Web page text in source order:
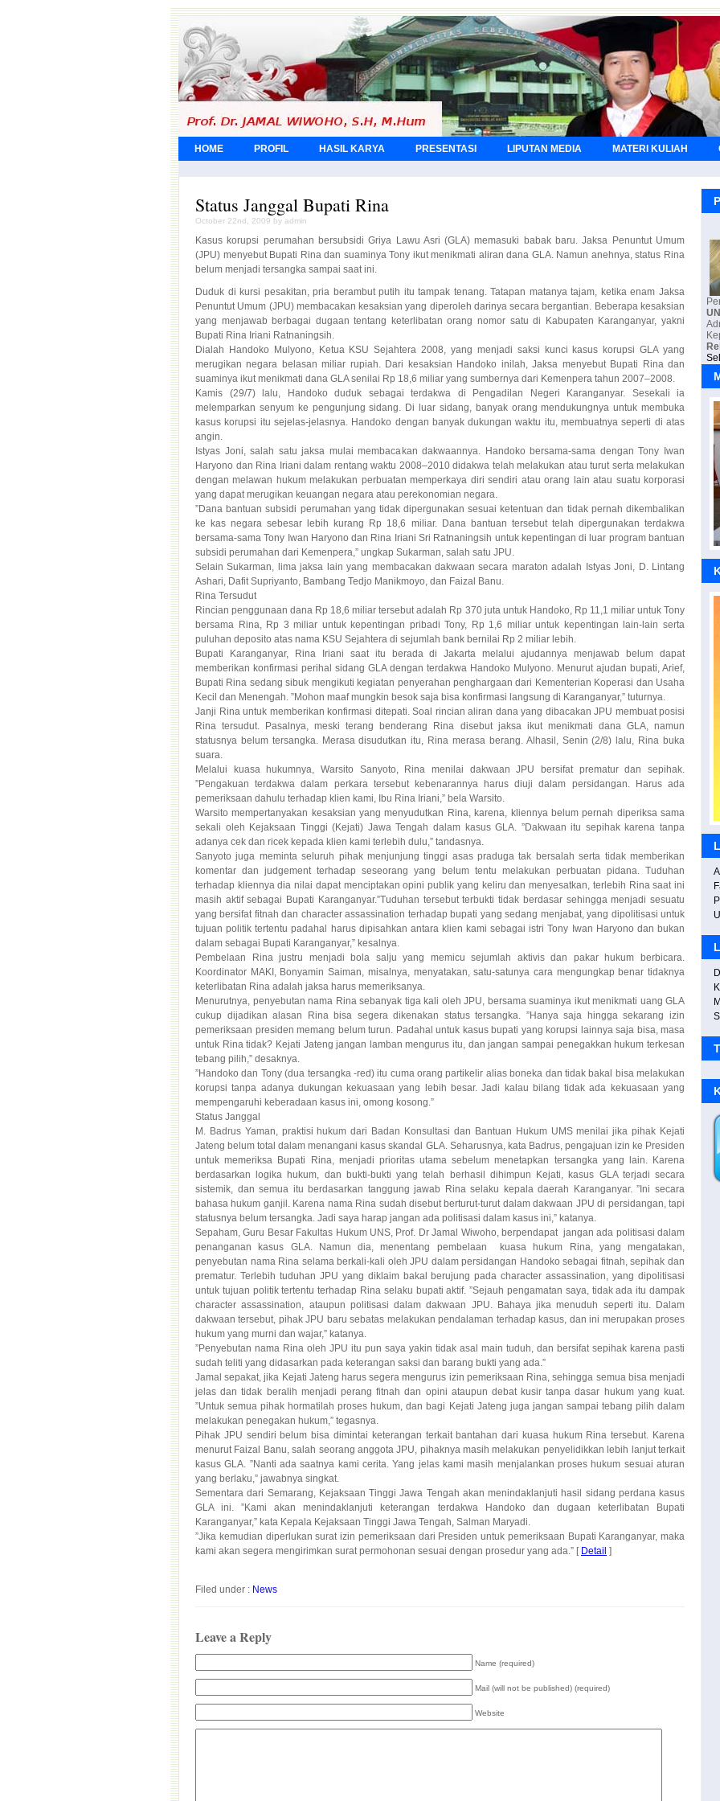
HOME PROFIL HASIL KARYA PRESENTASI LIPUTAN MEDIA MATERI KULIAH
Status Janggal Bupati Rina
October 22nd, 2009 by admin
Kasus korupsi perumahan bersubsidi Griya Lawu Asri (GLA) memasuki babak baru. Jaksa Penuntut Umum
(JPU) menyebut Bupati Rina dan suaminya Tony ikut menikmati aliran dana GLA. Namun anehnya, status Rina
belum menjadi tersangka sampai saat ini.
Duduk di kursi pesakitan, pria berambut putih itu tampak tenang. Tatapan matanya tajam, ketika enam Jaksa
Penuntut Umum (JPU) membacakan kesaksian yang diperoleh darinya secara bergantian. Beberapa kesaksian
yang menjawab berbagai dugaan tentang keterlibatan orang nomor satu di Kabupaten Karanganyar, yakni
Bupati Rina Iriani Ratnaningsih.
Dialah Handoko Mulyono, Ketua KSU Sejahtera 2008, yang menjadi saksi kunci kasus korupsi GLA yang
merugikan negara belasan miliar rupiah. Dari kesaksian Handoko inilah, Jaksa menyebut Bupati Rina dan
suaminya ikut menikmati dana GLA senilai Rp 18,6 miliar yang sumbernya dari Kemenpera tahun 2007–2008.
Kamis (29/7) lalu, Handoko duduk sebagai terdakwa di Pengadilan Negeri Karanganyar. Sesekali ia
melemparkan senyum ke pengunjung sidang. Di luar sidang, banyak orang mendukungnya untuk membuka
kasus korupsi itu sejelas-jelasnya. Handoko dengan banyak dukungan waktu itu, membuatnya seperti di atas
angin.
Istyas Joni, salah satu jaksa mulai membacakan dakwaannya. Handoko bersama-sama dengan Tony Iwan
Haryono dan Rina Iriani dalam rentang waktu 2008–2010 didakwa telah melakukan atau turut serta melakukan
dengan melawan hukum melakukan perbuatan memperkaya diri sendiri atau orang lain atau suatu korporasi
yang dapat merugikan keuangan negara atau perekonomian negara.
”Dana bantuan subsidi perumahan yang tidak dipergunakan sesuai ketentuan dan tidak pernah dikembalikan
ke kas negara sebesar lebih kurang Rp 18,6 miliar. Dana bantuan tersebut telah dipergunakan terdakwa
bersama-sama Tony Iwan Haryono dan Rina Iriani Sri Ratnaningsih untuk kepentingan di luar program bantuan
subsidi perumahan dari Kemenpera,” ungkap Sukarman, salah satu JPU.
Selain Sukarman, lima jaksa lain yang membacakan dakwaan secara maraton adalah Istyas Joni, D. Lintang
Ashari, Dafit Supriyanto, Bambang Tedjo Manikmoyo, dan Faizal Banu.
Rina Tersudut
Rincian penggunaan dana Rp 18,6 miliar tersebut adalah Rp 370 juta untuk Handoko, Rp 11,1 miliar untuk Tony
bersama Rina, Rp 3 miliar untuk kepentingan pribadi Tony, Rp 1,6 miliar untuk kepentingan lain-lain serta
puluhan deposito atas nama KSU Sejahtera di sejumlah bank bernilai Rp 2 miliar lebih.
Bupati Karanganyar, Rina Iriani saat itu berada di Jakarta melalui ajudannya menjawab belum dapat
memberikan konfirmasi perihal sidang GLA dengan terdakwa Handoko Mulyono. Menurut ajudan bupati, Arief,
Bupati Rina sedang sibuk mengikuti kegiatan penyerahan penghargaan dari Kementerian Koperasi dan Usaha
Kecil dan Menengah. ”Mohon maaf mungkin besok saja bisa konfirmasi langsung di Karanganyar,” tuturnya.
Janji Rina untuk memberikan konfirmasi ditepati. Soal rincian aliran dana yang dibacakan JPU membuat posisi
Rina tersudut. Pasalnya, meski terang benderang Rina disebut jaksa ikut menikmati dana GLA, namun
statusnya belum tersangka. Merasa disudutkan itu, Rina merasa berang. Alhasil, Senin (2/8) lalu, Rina buka
suara.
Melalui kuasa hukumnya, Warsito Sanyoto, Rina menilai dakwaan JPU bersifat prematur dan sepihak.
”Pengakuan terdakwa dalam perkara tersebut kebenarannya harus diuji dalam persidangan. Harus ada
pemeriksaan dahulu terhadap klien kami, Ibu Rina Iriani,” bela Warsito.
Warsito mempertanyakan kesaksian yang menyudutkan Rina, karena, kliennya belum pernah diperiksa sama
sekali oleh Kejaksaan Tinggi (Kejati) Jawa Tengah dalam kasus GLA. ”Dakwaan itu sepihak karena tanpa
adanya cek dan ricek kepada klien kami terlebih dulu,” tandasnya.
Sanyoto juga meminta seluruh pihak menjunjung tinggi asas praduga tak bersalah serta tidak memberikan
komentar dan judgement terhadap seseorang yang belum tentu melakukan perbuatan pidana. Tuduhan
terhadap kliennya dia nilai dapat menciptakan opini publik yang keliru dan menyesatkan, terlebih Rina saat ini
masih aktif sebagai Bupati Karanganyar.”Tuduhan tersebut terbukti tidak berdasar sehingga menjadi sesuatu
yang bersifat fitnah dan character assassination terhadap bupati yang sedang menjabat, yang dipolitisasi untuk
tujuan politik tertentu padahal harus dipisahkan antara klien kami sebagai istri Tony Iwan Haryono dan bukan
dalam sebagai Bupati Karanganyar,” kesalnya.
Pembelaan Rina justru menjadi bola salju yang memicu sejumlah aktivis dan pakar hukum berbicara.
Koordinator MAKI, Bonyamin Saiman, misalnya, menyatakan, satu-satunya cara mengungkap benar tidaknya
keterlibatan Rina adalah jaksa harus memeriksanya.
Menurutnya, penyebutan nama Rina sebanyak tiga kali oleh JPU, bersama suaminya ikut menikmati uang GLA
cukup dijadikan alasan Rina bisa segera dikenakan status tersangka. ”Hanya saja hingga sekarang izin
pemeriksaan presiden memang belum turun. Padahal untuk kasus bupati yang korupsi lainnya saja bisa, masa
untuk Rina tidak? Kejati Jateng jangan lamban mengurus itu, dan jangan sampai penegakkan hukum terkesan
tebang pilih,” desaknya.
”Handoko dan Tony (dua tersangka -red) itu cuma orang partikelir alias boneka dan tidak bakal bisa melakukan
korupsi tanpa adanya dukungan kekuasaan yang lebih besar. Jadi kalau bilang tidak ada kekuasaan yang
mempengaruhi keberadaan kasus ini, omong kosong.”
Status Janggal
M. Badrus Yaman, praktisi hukum dari Badan Konsultasi dan Bantuan Hukum UMS menilai jika pihak Kejati
Jateng belum total dalam menangani kasus skandal GLA. Seharusnya, kata Badrus, pengajuan izin ke Presiden
untuk memeriksa Bupati Rina, menjadi prioritas utama sebelum menetapkan tersangka yang lain. Karena
berdasarkan logika hukum, dan bukti-bukti yang telah berhasil dihimpun Kejati, kasus GLA terjadi secara
sistemik, dan semua itu berdasarkan tanggung jawab Rina selaku kepala daerah Karanganyar. ”Ini secara
bahasa hukum ganjil. Karena nama Rina sudah disebut berturut-turut dalam dakwaan JPU di persidangan, tapi
statusnya belum tersangka. Jadi saya harap jangan ada politisasi dalam kasus ini,” katanya.
Sepaham, Guru Besar Fakultas Hukum UNS, Prof. Dr Jamal Wiwoho, berpendapat jangan ada politisasi dalam
penanganan kasus GLA. Namun dia, menentang pembelaan kuasa hukum Rina, yang mengatakan,
penyebutan nama Rina selama berkali-kali oleh JPU dalam persidangan Handoko sebagai fitnah, sepihak dan
prematur. Terlebih tuduhan JPU yang diklaim bakal berujung pada character assassination, yang dipolitisasi
untuk tujuan politik tertentu terhadap Rina selaku bupati aktif. ”Sejauh pengamatan saya, tidak ada itu dampak
character assassination, ataupun politisasi dalam dakwaan JPU. Bahaya jika menuduh seperti itu. Dalam
dakwaan tersebut, pihak JPU baru sebatas melakukan pendalaman terhadap kasus, dan ini merupakan proses
hukum yang murni dan wajar,” katanya.
”Penyebutan nama Rina oleh JPU itu pun saya yakin tidak asal main tuduh, dan bersifat sepihak karena pasti
sudah teliti yang didasarkan pada keterangan saksi dan barang bukti yang ada.”
Jamal sepakat, jika Kejati Jateng harus segera mengurus izin pemeriksaan Rina, sehingga semua bisa menjadi
jelas dan tidak beralih menjadi perang fitnah dan opini ataupun debat kusir tanpa dasar hukum yang kuat.
”Untuk semua pihak hormatilah proses hukum, dan bagi Kejati Jateng juga jangan sampai tebang pilih dalam
melakukan penegakan hukum,” tegasnya.
Pihak JPU sendiri belum bisa dimintai keterangan terkait bantahan dari kuasa hukum Rina tersebut. Karena
menurut Faizal Banu, salah seorang anggota JPU, pihaknya masih melakukan penyelidikkan lebih lanjut terkait
kasus GLA. ”Nanti ada saatnya kami cerita. Yang jelas kami masih menjalankan proses hukum sesuai aturan
yang berlaku,” jawabnya singkat.
Sementara dari Semarang, Kejaksaan Tinggi Jawa Tengah akan menindaklanjuti hasil sidang perdana kasus
GLA ini. ”Kami akan menindaklanjuti keterangan terdakwa Handoko dan dugaan keterlibatan Bupati
Karanganyar,” kata Kepala Kejaksaan Tinggi Jawa Tengah, Salman Maryadi.
”Jika kemudian diperlukan surat izin pemeriksaan dari Presiden untuk pemeriksaan Bupati Karanganyar, maka
kami akan segera mengirimkan surat permohonan sesuai dengan prosedur yang ada.” [ Detail ]
Filed under : News
Leave a Reply
Name (required)
Mail (will not be published) (required)
Website